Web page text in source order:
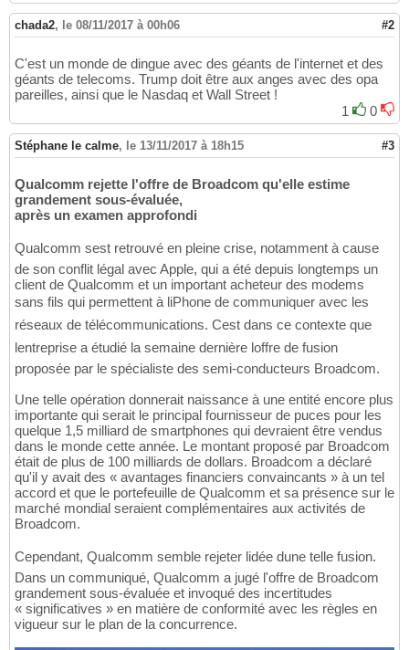
chada2, le 08/11/2017 à 00h06 #2
C'est un monde de dingue avec des géants de l'internet et des
géants de telecoms. Trump doit être aux anges avec des opa
pareilles, ainsi que le Nasdaq et Wall Street !
1
0
Stéphane le calme, le 13/11/2017 à 18h15 #3
Qualcomm rejette l'offre de Broadcom qu'elle estime
grandement sous-évaluée,
après un examen approfondi
Qualcomm sest retrouvé en pleine crise, notamment à cause
de son conflit légal avec Apple, qui a été depuis longtemps un
client de Qualcomm et un important acheteur des modems
sans fils qui permettent à liPhone de communiquer avec les
réseaux de télécommunications. Cest dans ce contexte que
lentreprise a étudié la semaine dernière loffre de fusion
proposée par le spécialiste des semi-conducteurs Broadcom.
Une telle opération donnerait naissance à une entité encore plus
importante qui serait le principal fournisseur de puces pour les
quelque 1,5 milliard de smartphones qui devraient être vendus
dans le monde cette année. Le montant proposé par Broadcom
était de plus de 100 milliards de dollars. Broadcom a déclaré
qu'il y avait des « avantages financiers convaincants » à un tel
accord et que le portefeuille de Qualcomm et sa présence sur le
marché mondial seraient complémentaires aux activités de
Broadcom.
Cependant, Qualcomm semble rejeter lidée dune telle fusion.
Dans un communiqué, Qualcomm a jugé l'offre de Broadcom
grandement sous-évaluée et invoqué des incertitudes
« significatives » en matière de conformité avec les règles en
vigueur sur le plan de la concurrence.